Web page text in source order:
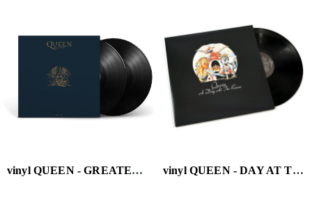
vinyl QUEEN - GREATEST HITS II vinyl QUEEN - DAY AT THE RACES